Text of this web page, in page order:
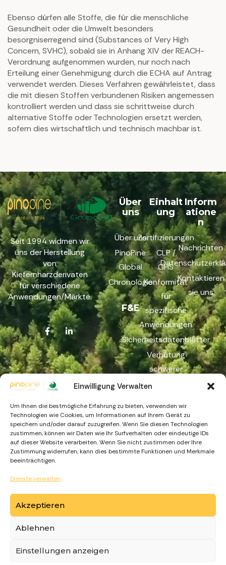
Einwilligung Verwalten
Um Ihnen die bestmögliche Erfahrung zu bieten, verwenden wir
Technologien wie Cookies, um Informationen auf Ihrem Gerät zu
speichern und/oder darauf zuzugreifen. Wenn Sie diesen Technologien
zustimmen, können wir Daten wie Ihr Surfverhalten oder eindeutige IDs
auf dieser Website verarbeiten. Wenn Sie nicht zustimmen oder Ihre
Zustimmung widerrufen, kann dies bestimmte Funktionen und Merkmale
beeinträchtigen.
Dienste verwalten
Akzeptieren
Ablehnen
Einstellungen anzeigen
Ebenso dürfen alle Stoffe, die für die menschliche
Gesundheit oder die Umwelt besonders
besorgniserregend sind (Substances of Very High
Concern, SVHC), sobald sie in Anhang XIV der REACH-
Verordnung aufgenommen wurden, nur noch nach
Erteilung einer Genehmigung durch die ECHA auf Antrag
verwendet werden. Dieses Verfahren gewährleistet, dass
die mit diesen Stoffen verbundenen Risiken angemessen
kontrolliert werden und dass sie schrittweise durch
alternative Stoffe oder Technologien ersetzt werden,
sofern dies wirtschaftlich und technisch machbar ist.
Seit 1994 widmen wir
uns der Herstellung
von
Kiefernharzderivaten
für verschiedene
Anwendungen/Märkte.
Über
uns
Über uns
PinoPine
Global
Chronologie
F&E
Einhalt
ung
Zertifizierungen
CLP /
GHS
Konformität
für
spezifische
Anwendungen
Sicherheitsdatenblätter
Verhütung
schwerer
Beschwerdekanal
Inform
atione
n
Nachrichten
Kontaktieren
sie uns
https://recuperarportugal.gov.pt